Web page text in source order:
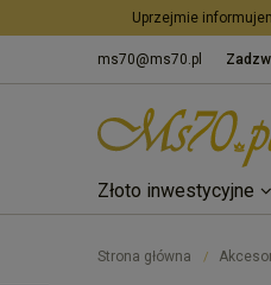
Uprzejmie
ms70@ms70.pl
Złoto inwestycyjne
Strona główna /